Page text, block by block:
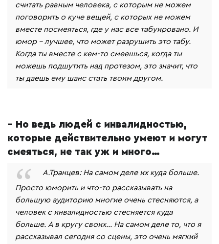
считать равным человека, с которым не можем
поговорить о куче вещей, с которых не можем
вместе посмеяться, где у нас все табуировано. И
юмор - лучшее, что может разрушить это табу.
Когда ты вместе с кем-то смеешься, когда ты
можешь подшутить над протезом, это значит, что
ты даешь ему шанс стать твоим другом.
– Но ведь людей с инвалидностью,
которые действительно умеют и могут
смеяться, не так уж и много…
А.Транцев: На самом деле их куда больше.
Просто юморить и что-то рассказывать на
большую аудиторию многие очень стесняются, а
человек с инвалидностью стесняется куда
больше. А в кругу своих… На самом деле то, что я
рассказывал сегодня со сцены, это очень мягкий